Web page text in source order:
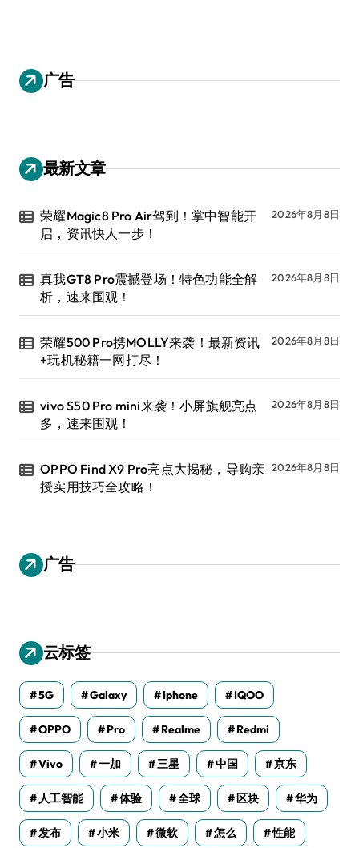
广告
最新文章
荣耀Magic8 Pro Air驾到！掌中智能开
启，资讯快人一步！
2026年8月8日
真我GT8 Pro震撼登场！特色功能全解
析，速来围观！
2026年8月8日
荣耀500 Pro携MOLLY来袭！最新资讯
+玩机秘籍一网打尽！
2026年8月8日
vivo S50 Pro mini来袭！小屏旗舰亮点
多，速来围观！
2026年8月8日
OPPO Find X9 Pro亮点大揭秘，导购亲
授实用技巧全攻略！
2026年8月8日
广告
云标签
5G Galaxy Iphone IQOO
OPPO Pro Realme Redmi
Vivo 一加 三星 中国 京东
人工智能 体验 全球 区块 华为
发布 小米 微软 怎么 性能